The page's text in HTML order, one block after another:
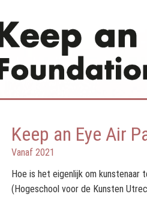
Keep an Eye Air
Vanaf 2021
Hoe is het eigenlijk om kunstenaar
(Hogeschool voor de Kunsten